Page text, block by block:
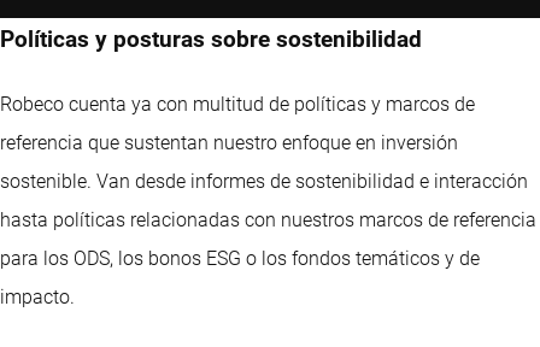
Políticas y posturas sobre sostenibilidad
Robeco cuenta ya con multitud de políticas y marcos de
referencia que sustentan nuestro enfoque en inversión
sostenible. Van desde informes de sostenibilidad e interacción
hasta políticas relacionadas con nuestros marcos de referencia
para los ODS, los bonos ESG o los fondos temáticos y de
impacto.